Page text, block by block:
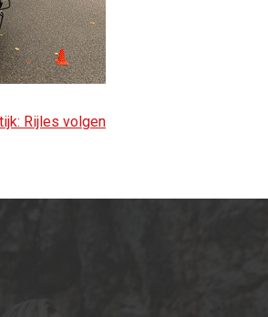
Rijles volgen